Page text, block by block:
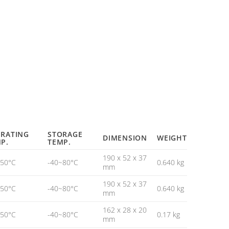
STORAGE
TEMP. DIMENSION WEIGHT
-40~80°C
190 x 52 x 37
mm
0.640 kg
-40~80°C
190 x 52 x 37
mm
0.640 kg
-40~80°C
162 x 28 x 20
mm
0.17 kg